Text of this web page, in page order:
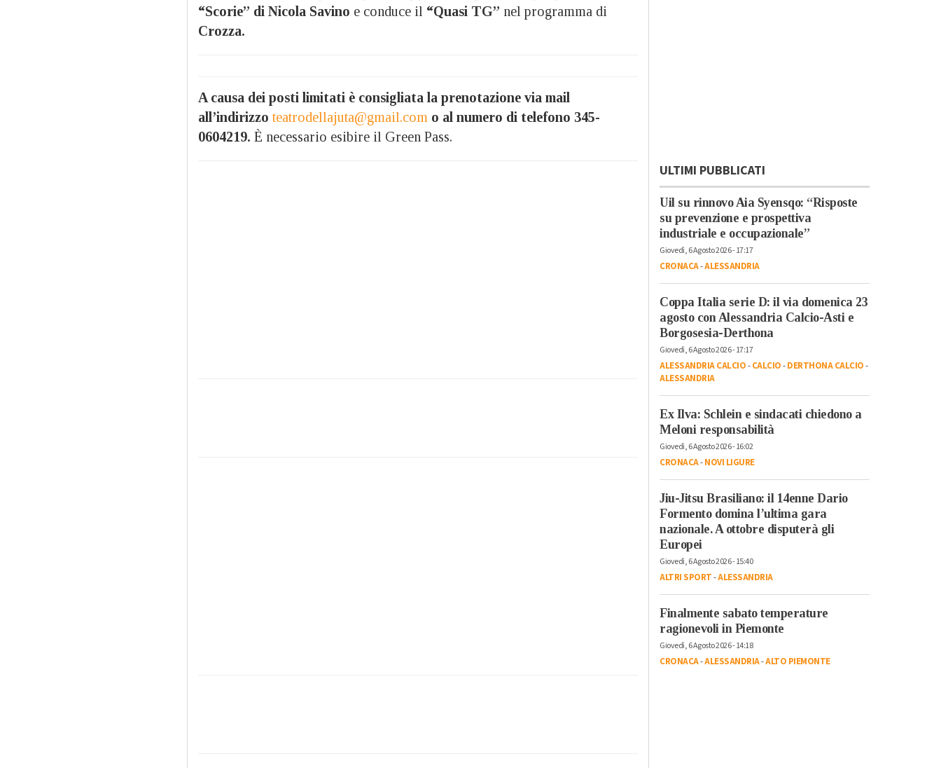
“Scorie” di Nicola Savino e conduce il “Quasi TG” nel programma di
Crozza.
A causa dei posti limitati è consigliata la prenotazione via mail
all’indirizzo teatrodellajuta@gmail.com o al numero di telefono 345-
0604219. È necessario esibire il Green Pass.
ULTIMI PUBBLICATI
Uil su rinnovo Aia Syensqo: “Risposte
su prevenzione e prospettiva
industriale e occupazionale”
Giovedì, 6 Agosto 2026 - 17:17
CRONACA-ALESSANDRIA
Coppa Italia serie D: il via domenica 23
agosto con Alessandria Calcio-Asti e
Borgosesia-Derthona
Giovedì, 6 Agosto 2026 - 17:17
ALESSANDRIA CALCIO-CALCIO-DERTHONA CALCIO-
ALESSANDRIA
Ex Ilva: Schlein e sindacati chiedono a
Meloni responsabilità
Giovedì, 6 Agosto 2026 - 16:02
CRONACA-NOVI LIGURE
Jiu-Jitsu Brasiliano: il 14enne Dario
Formento domina l’ultima gara
nazionale. A ottobre disputerà gli
Europei
Giovedì, 6 Agosto 2026 - 15:40
ALTRI SPORT-ALESSANDRIA
Finalmente sabato temperature
ragionevoli in Piemonte
Giovedì, 6 Agosto 2026 - 14:18
CRONACA-ALESSANDRIA-ALTO PIEMONTE